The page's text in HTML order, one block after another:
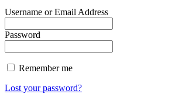
Username or Email Address
Password
Remember me
Lost your password?